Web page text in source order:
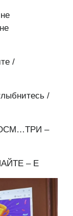
/
/
–
– Е